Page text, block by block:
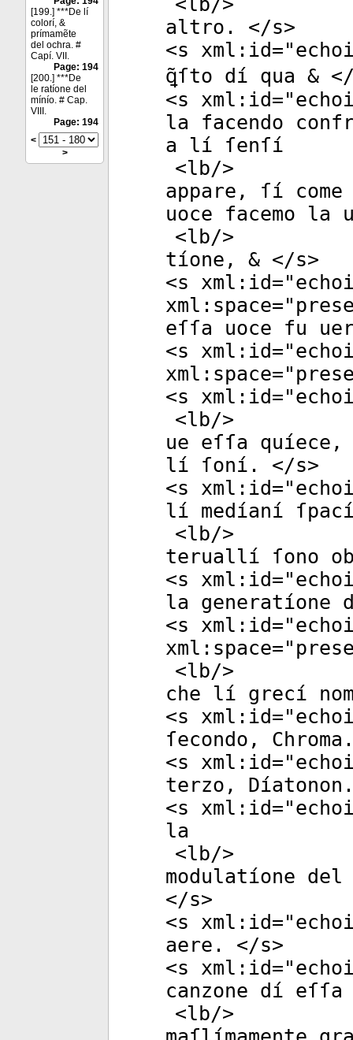
[199.] ***De lí
colorí, &
prímamẽte
del ochra. #
Capí. VII.
Page: 194
[200.] ***De
le ratíone del
mínío. # Cap.
VIII.
Page: 194
<
>
altro. </s>
<s xml:id="
ꝗ̃ſto dí qua &
<s xml:id="
la facendo
a lí ſenſí
<lb/>
appare, ſí
uoce facemo la
<lb/>
tíone, & </s>
<s xml:id="
xml:space="
eſſa uoce fu
<s xml:id="
xml:space="
<s xml:id="
<lb/>
ue eſſa
lí ſoní. </s>
<s xml:id="
lí medíaní
<lb/>
teruallí ſono
<s xml:id="
la generatíone
<s xml:id="
xml:space="
<lb/>
che lí grecí
<s xml:id="
ſecondo,
<s xml:id="
terzo,
<s xml:id="
la
<lb/>
modulatíone
</s>
<s xml:id="
aere. </s>
<s xml:id="
canzone dí eſſa
<lb/>